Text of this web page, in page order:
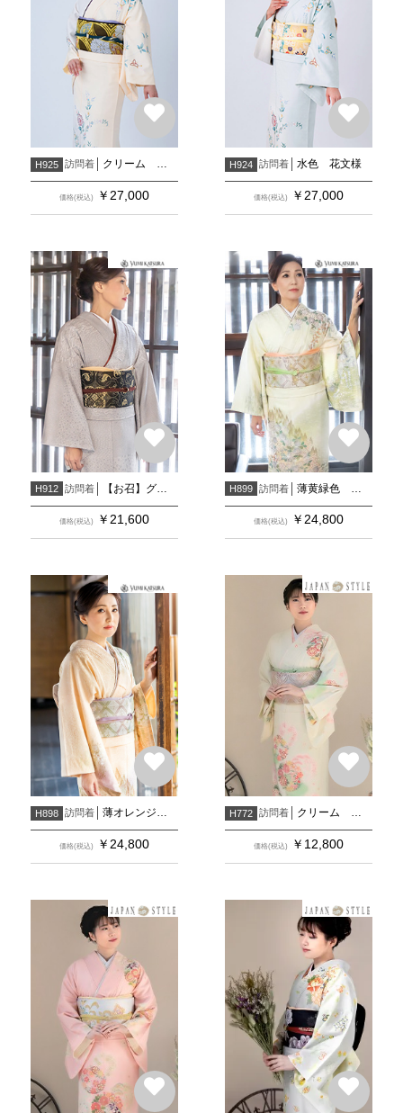
H925 訪問着 クリーム 花文様
価格(税込) ￥ 27,000
H924 訪問着 水色 花文様
価格(税込) ￥ 27,000
H912 訪問着
価格(税込) ￥ 21,600
H899 訪問着
価格(税込) ￥24,800
H898 訪問着 薄オレンジ 遠山暈しに辻が花文様
価格(税込) ￥ 24,800
H772 訪問着 クリーム 花の丸
価格(税込) ￥ 12,800